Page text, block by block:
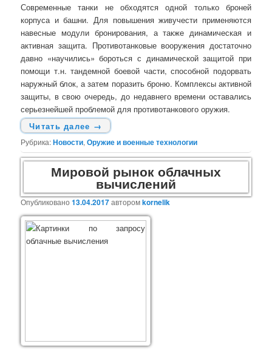
Современные танки не обходятся одной только броней
корпуса и башни. Для повышения живучести применяются
навесные модули бронирования, а также динамическая и
активная защита. Противотанковые вооружения достаточно
давно «научились» бороться с динамической защитой при
помощи т.н. тандемной боевой части, способной подорвать
наружный блок, а затем поразить броню. Комплексы активной
защиты, в свою очередь, до недавнего времени оставались
серьезнейшей проблемой для противотанкового оружия.
Читать далее →
Рубрика:Новости,Оружие и военные технологии
Мировой рынок облачных
вычислений
Опубликовано13.04.2017авторомkornelik